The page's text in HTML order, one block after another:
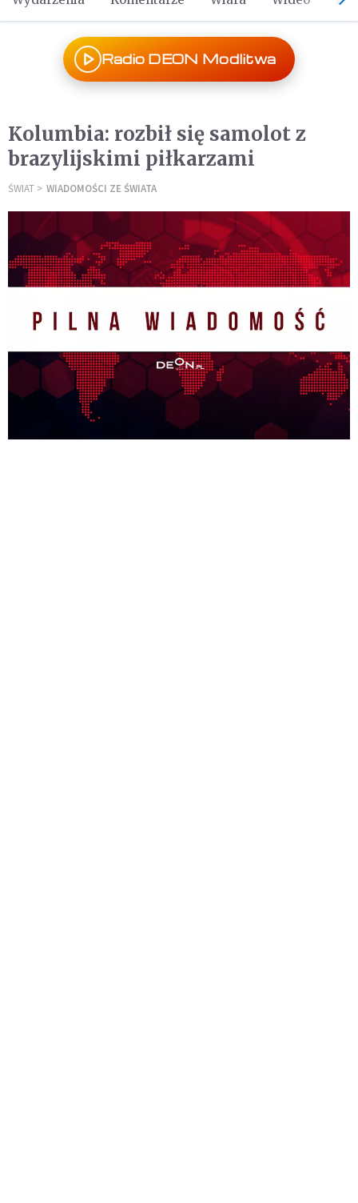
Radio DEON Modlitwa
Kolumbia: rozbił się samolot z
brazylijskimi piłkarzami
ŚWIAT WIADOMOŚCI ZE ŚWIATA